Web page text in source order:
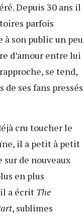
Depuis 30 ans il
parfois
son public un peu
d’amour entre lui
se tend,
ses fans pressés
cru toucher le
il a petit à petit
de nouveaux
en plus
a écrit The
, sublimes